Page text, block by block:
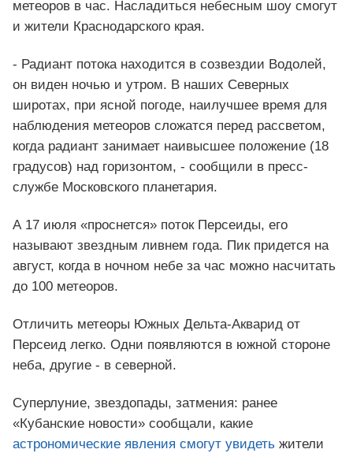
метеоров в час. Насладиться небесным шоу смогут
и жители Краснодарского края.
- Радиант потока находится в созвездии Водолей,
он виден ночью и утром. В наших Северных
широтах, при ясной погоде, наилучшее время для
наблюдения метеоров сложатся перед рассветом,
когда радиант занимает наивысшее положение (18
градусов) над горизонтом, - сообщили в пресс-
службе Московского планетария.
А 17 июля «проснется» поток Персеиды, его
называют звездным ливнем года. Пик придется на
август, когда в ночном небе за час можно насчитать
до 100 метеоров.
Отличить метеоры Южных Дельта-Акварид от
Персеид легко. Одни появляются в южной стороне
неба, другие - в северной.
Суперлуние, звездопады, затмения: ранее
«Кубанские новости» сообщали, какие
астрономические явления смогут увидеть жители